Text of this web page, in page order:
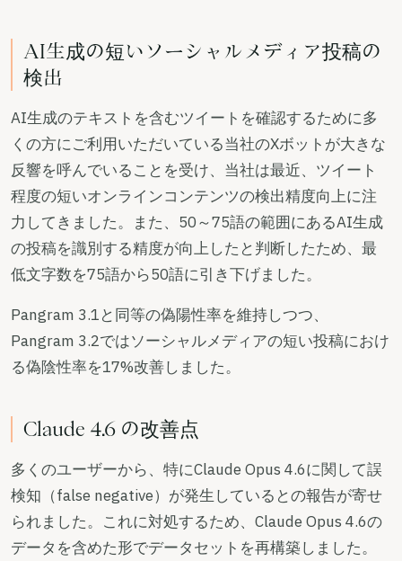
AI生成の短いソーシャルメディア投稿の
検出
AI生成のテキストを含むツイートを確認するために多
くの方にご利用いただいている当社のXボットが大きな
反響を呼んでいることを受け、当社は最近、ツイート
程度の短いオンラインコンテンツの検出精度向上に注
力してきました。また、50～75語の範囲にあるAI生成
の投稿を識別する精度が向上したと判断したため、最
低文字数を75語から50語に引き下げました。
Pangram 3.1と同等の偽陽性率を維持しつつ、
Pangram 3.2ではソーシャルメディアの短い投稿におけ
る偽陰性率を17%改善しました。
Claude 4.6 の改善点
多くのユーザーから、特にClaude Opus 4.6に関して誤
検知（false negative）が発生しているとの報告が寄せ
られました。これに対処するため、Claude Opus 4.6の
データを含めた形でデータセットを再構築しました。